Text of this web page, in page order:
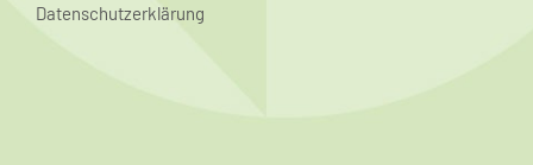
Datenschutzerklärung